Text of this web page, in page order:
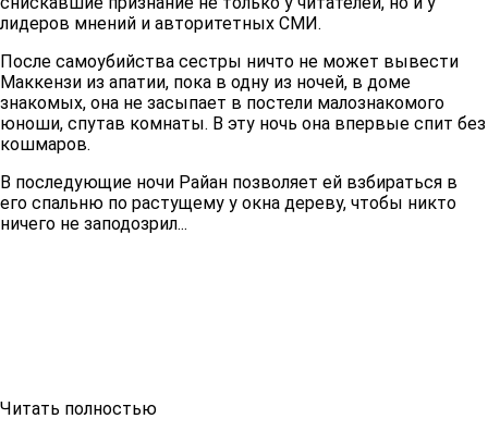
лидеров мнений и авторитетных СМИ.
После самоубийства сестры ничто не может вывести
Маккензи из апатии, пока в одну из ночей, в доме
знакомых, она не засыпает в постели малознакомого
юноши, спутав комнаты. В эту ночь она впервые спит без
кошмаров.
В последующие ночи Райан позволяет ей взбираться в
его спальню по растущему у окна дереву, чтобы никто
ничего не заподозрил...
Читать полностью